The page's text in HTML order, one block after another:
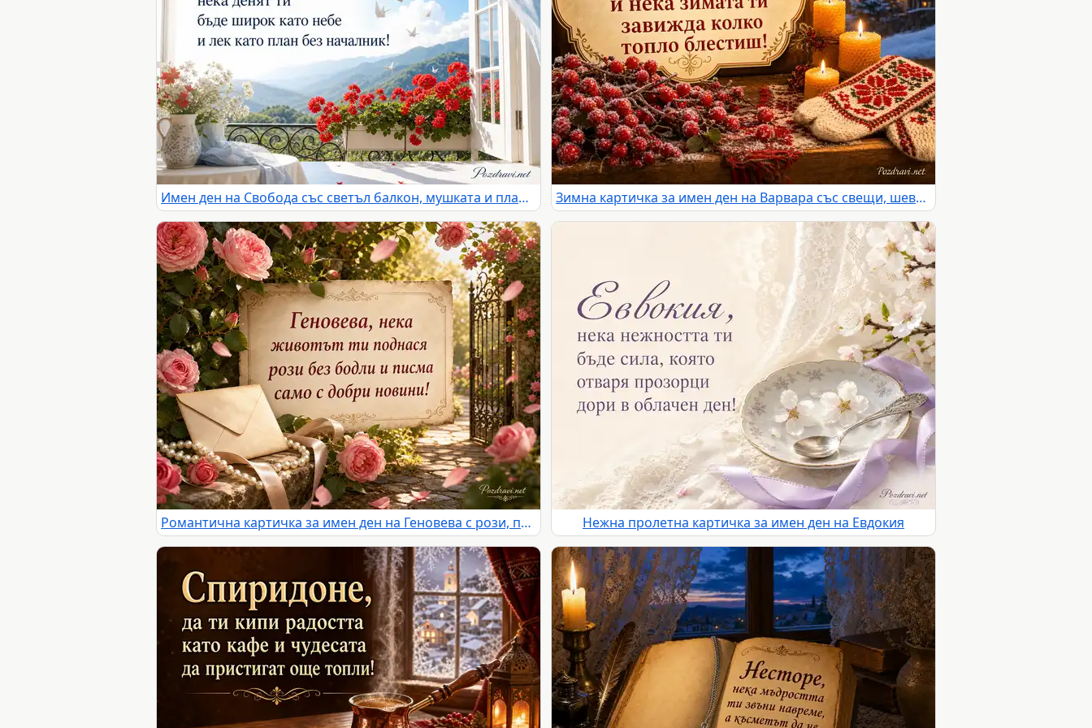
Имен ден на Свобода със светъл балкон, мушката и планински хоризонт Зимна картичка за имен ден на Варвара със свещи, шевица и заснежено село
Романтична картичка за имен ден на Геновева с рози, писмо и слънчева градина Нежна пролетна картичка за имен ден на Евдокия